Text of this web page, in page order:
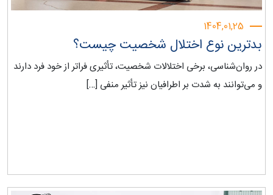
1404,01,25
بدترین نوع اختلال شخصیت چیست؟
در روان‌شناسی، برخی اختلالات شخصیت، تأثیری فراتر از خود فرد دارند
و می‌توانند به ‌شدت بر اطرافیان نیز تأثیر منفی […]